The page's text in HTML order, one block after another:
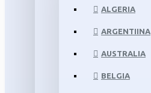
ALGERIA
ARGENTIINA
AUSTRALIA
BELGIA